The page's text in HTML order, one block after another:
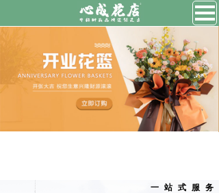
一站式服务